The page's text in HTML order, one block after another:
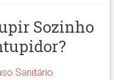
Sozinho
Sanitário